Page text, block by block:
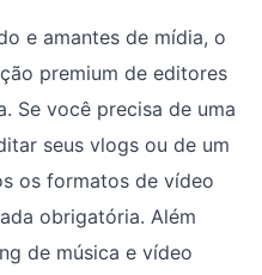
e amantes de mídia, o
premium de editores
Se você precisa de uma
seus vlogs ou de um
os formatos de vídeo
obrigatória. Além
de música e vídeo